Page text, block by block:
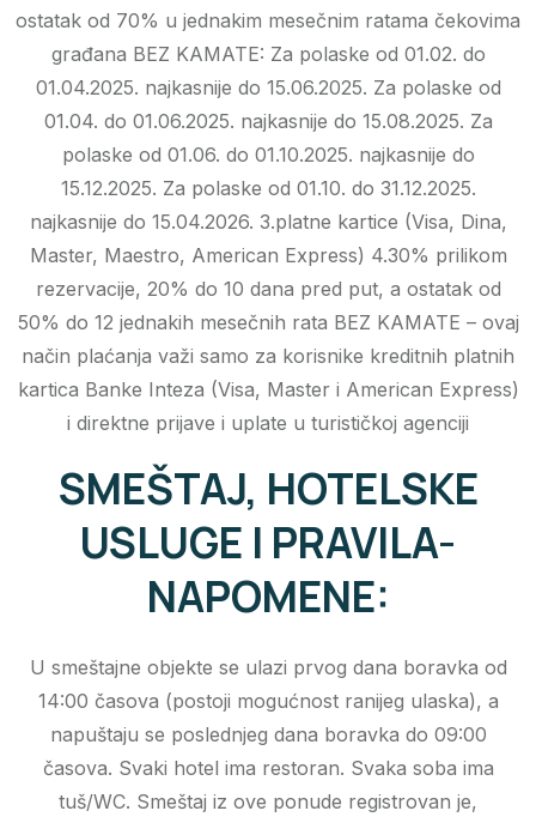
ostatak od 70% u jednakim mesečnim ratama čekovima
građana BEZ KAMATE: Za polaske od 01.02. do
01.04.2025. najkasnije do 15.06.2025. Za polaske od
01.04. do 01.06.2025. najkasnije do 15.08.2025. Za
polaske od 01.06. do 01.10.2025. najkasnije do
15.12.2025. Za polaske od 01.10. do 31.12.2025.
najkasnije do 15.04.2026. 3.platne kartice (Visa, Dina,
Master, Maestro, American Express) 4.30% prilikom
rezervacije, 20% do 10 dana pred put, a ostatak od
50% do 12 jednakih mesečnih rata BEZ KAMATE – ovaj
način plaćanja važi samo za korisnike kreditnih platnih
kartica Banke Inteza (Visa, Master i American Express)
i direktne prijave i uplate u turističkoj agenciji
SMEŠTAJ, HOTELSKE
USLUGE I PRAVILA-
NAPOMENE:
U smeštajne objekte se ulazi prvog dana boravka od
14:00 časova (postoji mogućnost ranijeg ulaska), a
napuštaju se poslednjeg dana boravka do 09:00
časova. Svaki hotel ima restoran. Svaka soba ima
tuš/WC. Smeštaj iz ove ponude registrovan je,